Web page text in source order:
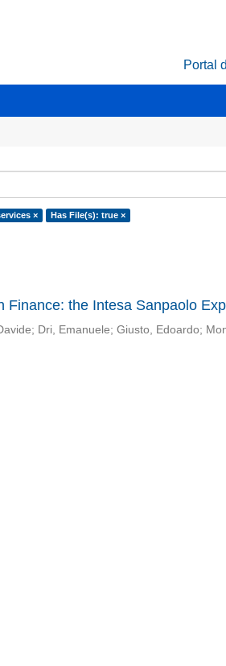
Portal
× Has File(s): true ×
Finance: the Intesa Sanpaolo
; Dri, Emanuele; Giusto, Edoardo;